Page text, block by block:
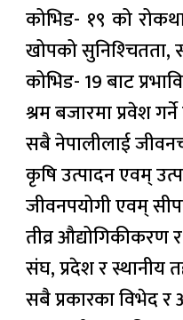
कोभिड- १९ को
खोपको सुनिश्‍चितता,
कोभिड- 19 बाट
श्रम बजारमा प्रवेश
सबै नेपालीलाई
कृषि उत्पादन एवम्
जीवनपयोगी एवम्
तीव्र औद्योगिकीकरण
संघ, प्रदेश र स्थानीय
सबै प्रकारका विभेद